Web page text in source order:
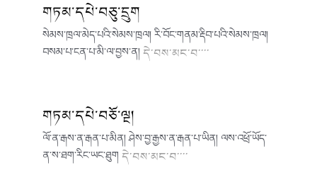
གཏམ་དཔེ་བཅུ་དྲུག
སེམས་ཁྲལ་མེད་པའི་སེམས་ཁྲལ། རི་བོང་གནམ་རྡིབ་པའི་སེམས་ཁྲལ།
བསམ་པ་ངན་པ་མི་ལ་བྱས་ན། དེ་བས་མང་བ་་་་
གཏམ་དཔེ་བཅོ་ལྔ།
ལོ་ན་རྒས་ན་རྒན་པ་མིན། ཤེས་བྱ་རྒྱས་ན་རྒན་པ་ཡིན། ལས་འཕྲོ་ཡོད་
ན་ས་ཐག་རིང་ཡང་ཐུག དེ་བས་མང་བ་་་་